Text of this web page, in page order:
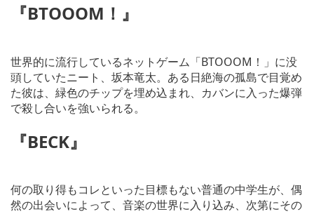
『BTOOOM ！』
世界的に流行しているネットゲーム「BTOOOM！」に没
頭していたニート、坂本竜太。ある日絶海の孤島で目覚め
た彼は、緑色のチップを埋め込まれ、カバンに入った爆弾
で殺し合いを強いられる。
『BECK』
何の取り得もコレといった目標もない普通の中学生が、偶
然の出会いによって、音楽の世界に入り込み、次第にその